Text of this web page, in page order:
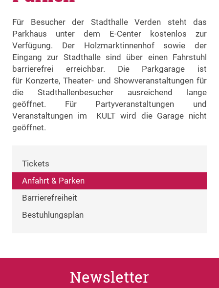
Für Besucher der Stadthalle Verden steht das
Parkhaus unter dem E-Center kostenlos zur
Verfügung. Der Holzmarktinnenhof sowie der
Eingang zur Stadthalle sind über einen Fahrstuhl
barrierefrei erreichbar. Die Parkgarage ist
für Konzerte, Theater- und Showveranstaltungen für
die Stadthallenbesucher ausreichend lange
geöffnet. Für Partyveranstaltungen und
Veranstaltungen im KULT wird die Garage nicht
geöffnet.
Tickets
Anfahrt & Parken
Barrierefreiheit
Bestuhlungsplan
Newsletter